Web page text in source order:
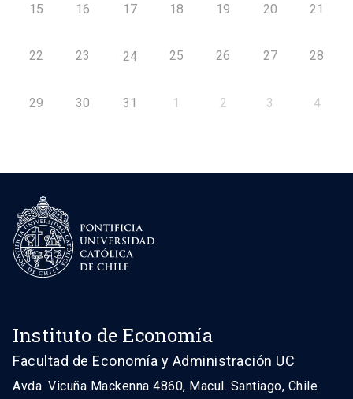
15 16 17 18 19 20 21
22 23 24 25 26 27 28
29 30 31 1 2 3 4
Instituto de Economía
Facultad de Economía y Administración UC
Avda. Vicuña Mackenna 4860, Macul. Santiago, Chile